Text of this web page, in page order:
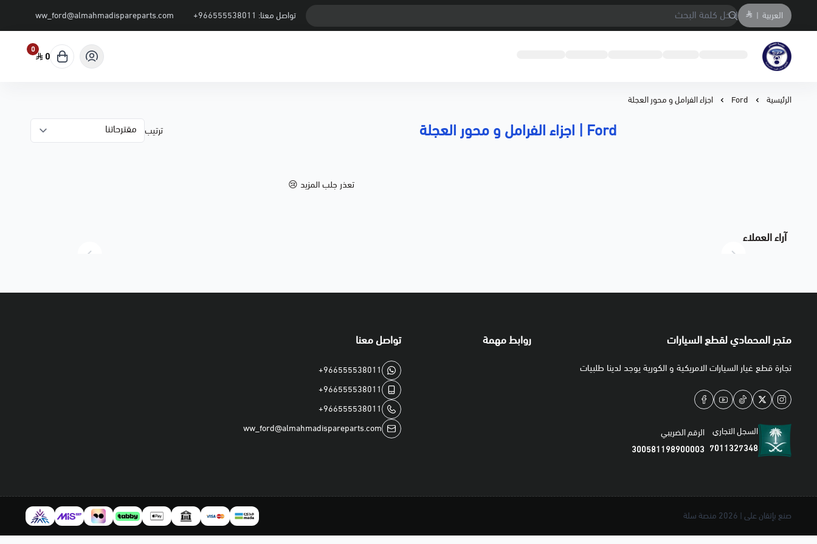
العربية | تواصل معنا: +966555538011
ww_ford@almahmadispareparts.com
متجر المحمادي لقطع السيارات
0
0
الرئيسية Ford اجزاء الفرامل و محور العجلة
Ford | اجزاء الفرامل و محور العجلة ترتيب
تعذر جلب المزيد 😢
آراء العملاء
متجر المحمادي لقطع السيارات
تجارة قطع غيار السيارات الامريكية و الكورية يوجد لدينا طلبيات
السجل التجاري
7011327348
الرقم الضريبي
300581198900003
روابط مهمة تواصل معنا
+966555538011
+966555538011
+966555538011
ww_ford@almahmadispareparts.com
صنع بإتقان على | 2026 منصة سلة